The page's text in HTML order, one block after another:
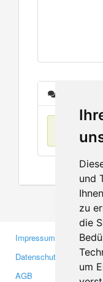
und
zu
die
um
Keine
Impressum
Datenschutzerklärung
AGB